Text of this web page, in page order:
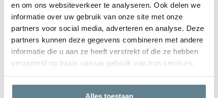
en om ons websiteverkeer te analyseren. Ook delen we
informatie over uw gebruik van onze site met onze
partners voor social media, adverteren en analyse. Deze
partners kunnen deze gegevens combineren met andere
informatie die u aan ze heeft verstrekt of die ze hebben
verzameld op basis van uw gebruik van hun services.
Alles toestaan
Door en door gekleurd, ruime keuze uit ral kleuren
Vele maatwerk opties mogelijk
Let op: de onderkant van de polyester plantenbak is niet (netjes)
afgewerkt, maar dit is niet zichtbaar
Om de polyester plantenbak zo stralend mogelijk te houden, raden